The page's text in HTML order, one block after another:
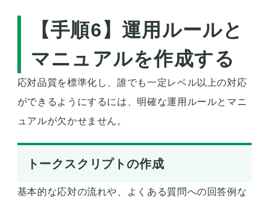
【手順6】運用ルールと
マニュアルを作成する
応対品質を標準化し、誰でも一定レベル以上の対応
ができるようにするには、明確な運用ルールとマニ
ュアルが欠かせません。
トークスクリプトの作成
基本的な応対の流れや、よくある質問への回答例な